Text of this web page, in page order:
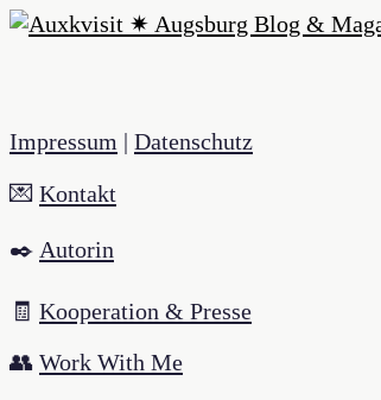
Impressum | Datenschutz
💌 Kontakt
✒️ Autorin
🧾 Kooperation & Presse
👥 Work With Me